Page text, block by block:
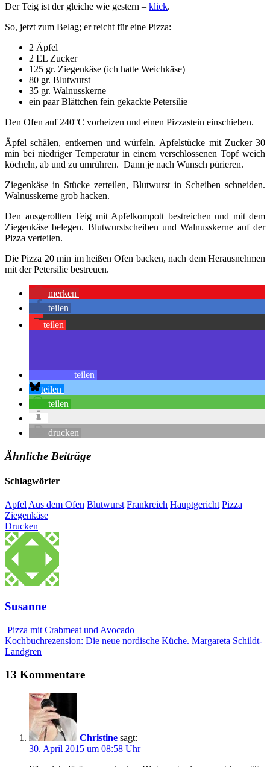
Der Teig ist der gleiche wie gestern – klick.
So, jetzt zum Belag; er reicht für eine Pizza:
2 Äpfel
2 EL Zucker
125 gr. Ziegenkäse (ich hatte Weichkäse)
80 gr. Blutwurst
35 gr. Walnusskerne
ein paar Blättchen fein gekackte Petersilie
Den Ofen auf 240°C vorheizen und einen Pizzastein einschieben.
Äpfel schälen, entkernen und würfeln. Apfelstücke mit Zucker 30
min bei niedriger Temperatur in einem verschlossenen Topf weich
köcheln, ab und zu umrühren. Dann je nach Wunsch pürieren.
Ziegenkäse in Stücke zerteilen, Blutwurst in Scheiben schneiden.
Walnusskerne grob hacken.
Den ausgerollten Teig mit Apfelkompott bestreichen und mit dem
Ziegenkäse belegen. Blutwurstscheiben und Walnusskerne auf der
Pizza verteilen.
Die Pizza 20 min im heißen Ofen backen, nach dem Herausnehmen
mit der Petersilie bestreuen.
merken
teilen
teilen
teilen
teilen
teilen
drucken
Ähnliche Beiträge
Schlagwörter
Apfel Aus dem Ofen Blutwurst Frankreich Hauptgericht Pizza
Ziegenkäse
Drucken
Susanne
Pizza mit Crabmeat und Avocado
Kochbuchrezension: Die neue nordische Küche. Margareta Schildt-
Landgren
13 Kommentare
Christine sagt:
30. April 2015 um 08:58 Uhr